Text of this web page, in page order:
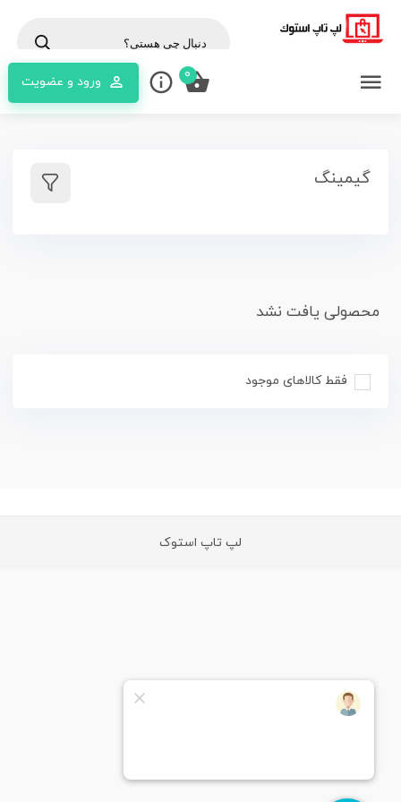
ورود و عضویت 0
گیمینگ
محصولی یافت نشد
فقط کالاهای موجود
لپ تاپ استوک